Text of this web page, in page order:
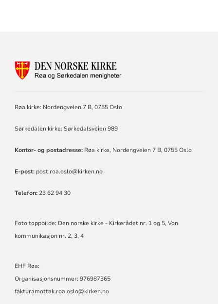
FOR
MENIGHETER
Røa kirke: Nordengveien 7 B, 0755 Oslo
Sørkedalen kirke: Sørkedalsveien 989
Kontor- og postadresse:Røa kirke, Nordengveien 7 B, 0755 Oslo
E-post: post.roa.oslo@kirken.no
Telefon:23 62 94 30
Foto toppbilde: Den norske kirke - Kirkerådet nr. 1 og 5, Von
kommunikasjon nr. 2, 3, 4
EHF Røa:
Organisasjonsnummer: 976987365
fakturamottak.roa.oslo@kirken.no